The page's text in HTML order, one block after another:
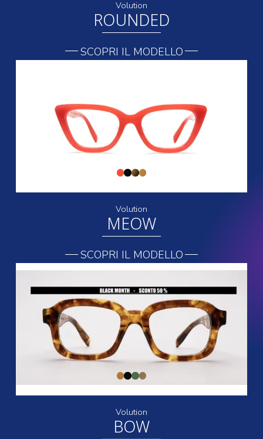
Volution
ROUNDED
SCOPRI IL MODELLO
Volution
MEOW
SCOPRI IL MODELLO
Volution
BOW